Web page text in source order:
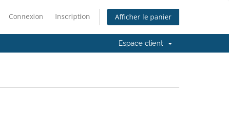
Connexion Inscription Afficher le panier
Espace client